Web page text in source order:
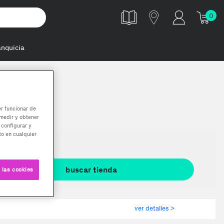
0
ver detalles >
funcionar de
y obtener
y
en cualquier
cookies